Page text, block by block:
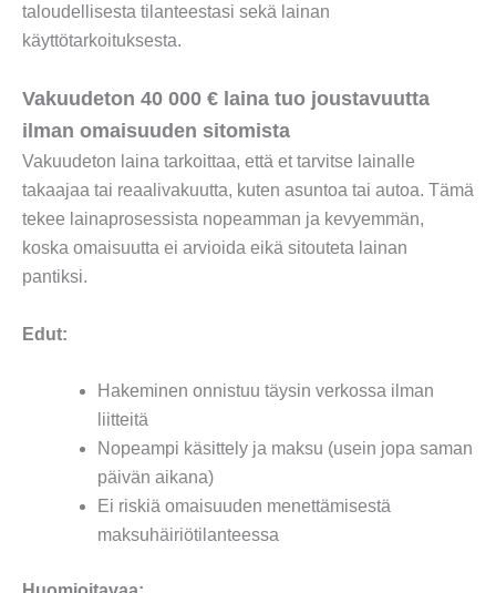
taloudellisesta tilanteestasi sekä lainan
käyttötarkoituksesta.
Vakuudeton 40 000 € laina tuo joustavuutta
ilman omaisuuden sitomista
Vakuudeton laina tarkoittaa, että et tarvitse lainalle
takaajaa tai reaalivakuutta, kuten asuntoa tai autoa. Tämä
tekee lainaprosessista nopeamman ja kevyemmän,
koska omaisuutta ei arvioida eikä sitouteta lainan
pantiksi.
Edut:
Hakeminen onnistuu täysin verkossa ilman
liitteitä
Nopeampi käsittely ja maksu (usein jopa saman
päivän aikana)
Ei riskiä omaisuuden menettämisestä
maksuhäiriötilanteessa